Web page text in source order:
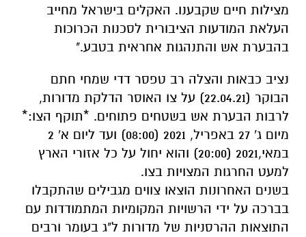
מצילות חיים שקבענו. האקלים בישראל מחייב
העלאת המודעות הציבורית לסכנות הכרוכות
בהבערת אש והתנהגות אחראית בטבע."
נציב כבאות והצלה רב טפסר דדי שמחי חתם
הבוקר (22.04.21) על צו האוסר הדלקת מדורות,
לרבות הבערת אש בשטחים פתוחים. *תוקף הצו:*
מיום ג' 27 באפריל, 2021 (08:00) ועד ליום א' 2
במאי,2021 (20:00) והוא יחול על כל אזורי הארץ
למעט החרגות המצויות בצו.
בשנים האחרונות הוצאו צווים מגבילים שהתקבלו
בברכה על ידי הרשויות המקומיות המתמודדות עם
התוצאות ההרסניות של מדורות ל"ג בעומר ורבים